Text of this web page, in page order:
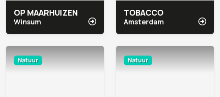
OP MAARHUIZEN
Winsum
TOBACCO
Amsterdam
Natuur Natuur